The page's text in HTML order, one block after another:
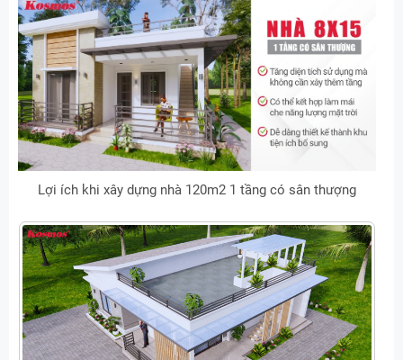
Lợi ích khi xây dựng nhà 120m2 1 tầng có sân thượng